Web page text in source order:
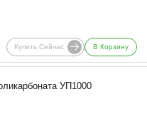
Купить Сейчас В Корзину
УП1000